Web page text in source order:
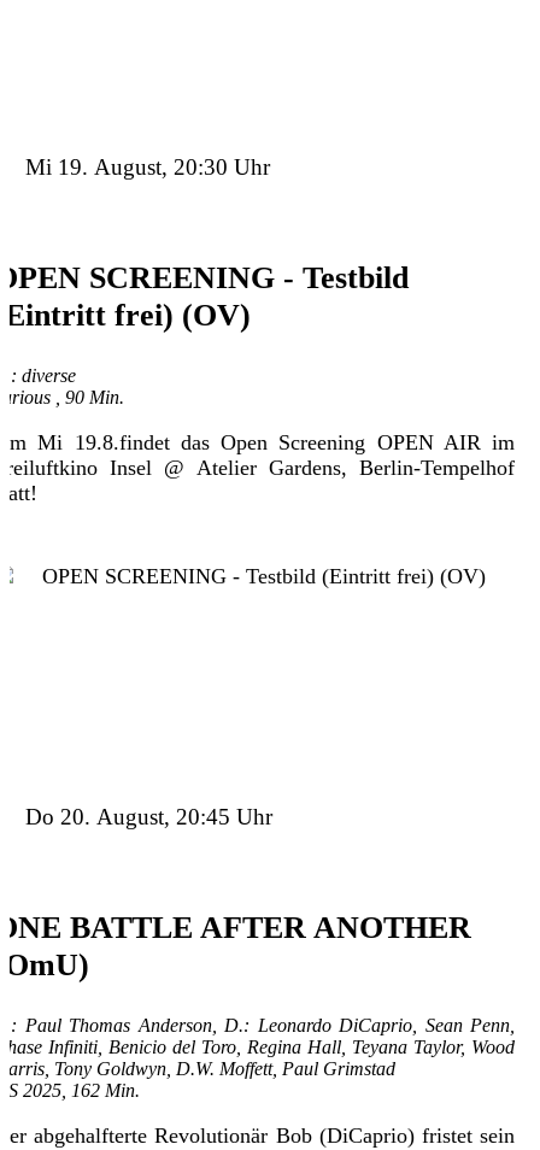
Mi 19. August, 20:30 Uhr
SCREENING - Testbild
frei) (OV)
diverse
, 90 Min.
Mi 19.8.findet das Open Screening OPEN AIR im
Insel @ Atelier Gardens, Berlin-Tempelhof
Do 20. August, 20:45 Uhr
BATTLE AFTER ANOTHER
Paul Thomas Anderson, D.: Leonardo DiCaprio, Sean Penn,
Infiniti, Benicio del Toro, Regina Hall, Teyana Taylor, Wood
Tony Goldwyn, D.W. Moffett, Paul Grimstad
2025, 162 Min.
abgehalfterte Revolutionär Bob (DiCaprio) fristet sein